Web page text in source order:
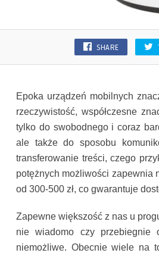
SHARE
Epoka urządzeń mobilnych
rzeczywistość, współczesne
tylko do swobodnego i coraz
ale także do sposobu
transferowanie treści, czego
potężnych możliwości zapewnia
od 300-500 zł, co gwarantuje
Zapewne większość z nas u
nie wiadomo czy przebiegnie
niemożliwe. Obecnie wiele na